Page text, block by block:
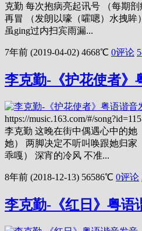
克勤 每次抱病亮起讯号 （每期
再冒 （发朗以嚎（嚯嗯）水拽眸
虽ging过内扫宾雨漏...
7年前 (2019-04-02) 4668℃ 0评论 5
李克勤-《护花使者》
https://music.163.com/#/
李克勤 这晚在街中偶遇心中的她
她） 两脚决定不听叫唤跟她归家
乖嘎） 深宵的冷风 不准...
8年前 (2018-12-13) 56586℃ 0评论
李克勤-《红日》粤语